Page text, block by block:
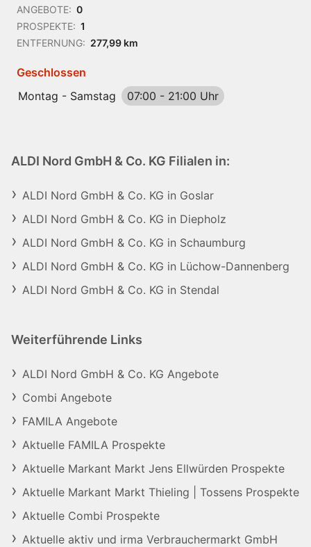
ANGEBOTE: 0
PROSPEKTE: 1
ENTFERNUNG: 277,99 km
Geschlossen
Montag - Samstag
07:00 - 21:00 Uhr
ALDI Nord GmbH & Co. KG Filialen in:
ALDI Nord GmbH & Co. KG in Goslar
ALDI Nord GmbH & Co. KG in Diepholz
ALDI Nord GmbH & Co. KG in Schaumburg
ALDI Nord GmbH & Co. KG in Lüchow-Dannenberg
ALDI Nord GmbH & Co. KG in Stendal
Weiterführende Links
ALDI Nord GmbH & Co. KG Angebote
Combi Angebote
FAMILA Angebote
Aktuelle FAMILA Prospekte
Aktuelle Markant Markt Jens Ellwürden Prospekte
Aktuelle Markant Markt Thieling | Tossens Prospekte
Aktuelle Combi Prospekte
Aktuelle aktiv und irma Verbrauchermarkt GmbH